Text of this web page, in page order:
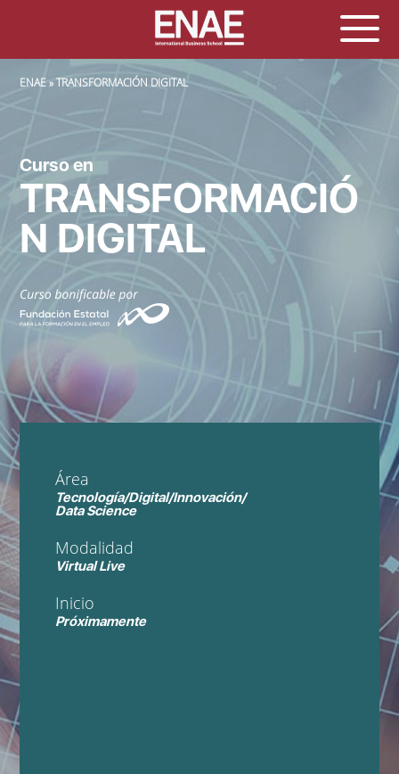
SOBRESCRIBIR ENLACES DE AYUDA A LA NAVEGACIÓN
ENAE TRANSFORMACIÓN DIGITAL
Curso en
TRANSFORMACIÓ
N DIGITAL
Área
Tecnología/Digital/Innovación/
Data Science
Modalidad
Virtual Live
Inicio
Próximamente